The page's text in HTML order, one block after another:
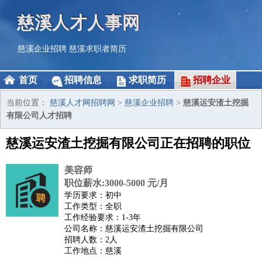
慈溪人才人事网
慈溪企业招聘 慈溪求职者简历
首页 招聘信息 求职简历 招聘企业
当前位置： 慈溪人才网招聘网 > 慈溪企业招聘 > 慈溪运安渣土挖掘
有限公司人才招聘
慈溪运安渣土挖掘有限公司正在招聘的职位
美容师
职位薪水:3000-5000 元/月
学历要求：初中
工作类型：全职
工作经验要求：1-3年
公司名称：慈溪运安渣土挖掘有限公司
招聘人数：2人
工作地点：慈溪